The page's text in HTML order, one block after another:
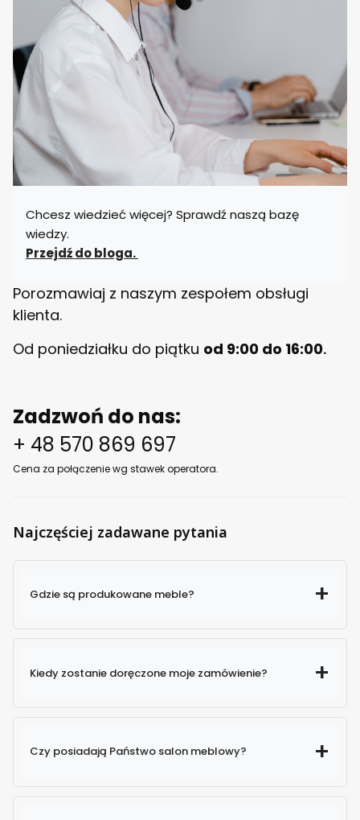
ł
a
n
B
L
L
O
Chcesz wiedzieć więcej? Sprawdź naszą bazę
wiedzy.
Przejdź do bloga.
Porozmawiaj z naszym zespołem obsługi
klienta.
Od poniedziałku do piątku od 9:00 do 16:00.
Zadzwoń do nas:
+ 48 570 869 697
Cena za połączenie wg stawek operatora.
Najczęściej zadawane pytania
Gdzie są produkowane meble?
Kiedy zostanie doręczone moje zamówienie?
Czy posiadają Państwo salon meblowy?